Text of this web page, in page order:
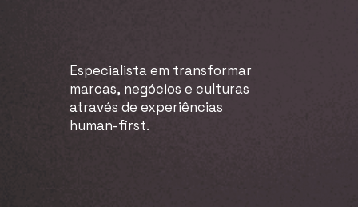
Especialistaem transformar
marcas, negócios e culturas
através de experiências
human-first.